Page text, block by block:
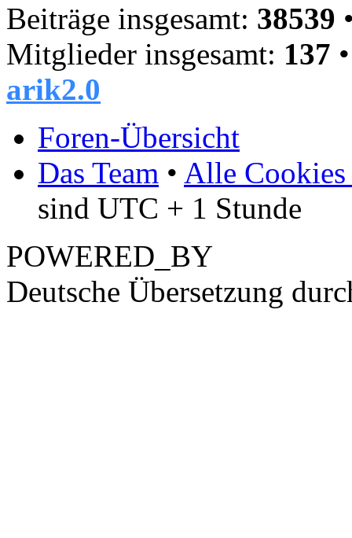
Beiträge insgesamt: 38539
Mitglieder insgesamt: 137
arik2.0
Foren-Übersicht
Das Team • Alle Cookies
sind UTC + 1 Stunde
POWERED_BY
Deutsche Übersetzung